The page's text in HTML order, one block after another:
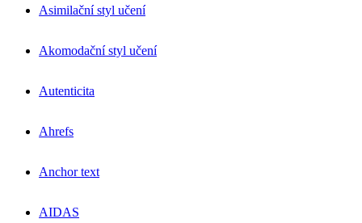
Asimilační styl učení
Akomodační styl učení
Autenticita
Ahrefs
Anchor text
AIDAS